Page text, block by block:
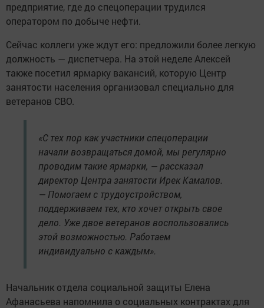
предприятие, где до спецоперации трудился
оператором по добыче нефти.
Сейчас коллеги уже ждут его: предложили более легкую
должность — диспетчера. На этой неделе Алексей
также посетил ярмарку вакансий, которую Центр
занятости населения организовал специально для
ветеранов СВО.
«С тех пор как участники спецоперации
начали возвращаться домой, мы регулярно
проводим такие ярмарки, — рассказал
директор Центра занятости Ирек Камалов.
— Помогаем с трудоустройством,
поддерживаем тех, кто хочет открыть свое
дело. Уже двое ветеранов воспользовались
этой возможностью. Работаем
индивидуально с каждым».
Начальник отдела социальной защиты Елена
Афанасьева напомнила о социальных контрактах для